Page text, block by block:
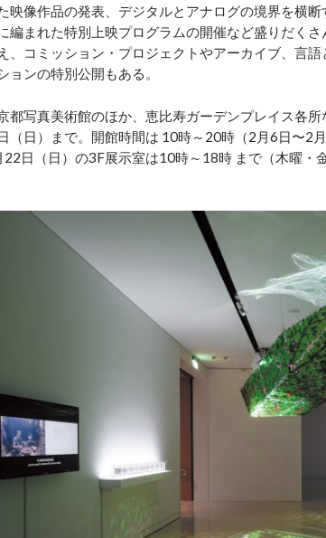
映像作品の発表、デジタルとアナログの境界を横
編まれた特別上映プログラムの開催など盛りだく
、コミッション・プロジェクトやアーカイブ、言
ョンの特別公開もある。
都写真美術館のほか、恵比寿ガーデンプレイス各
（日）まで。開館時間は 10時～20時（2月6日〜2
22日（日）の3F展示室は10時～18時 まで（木曜